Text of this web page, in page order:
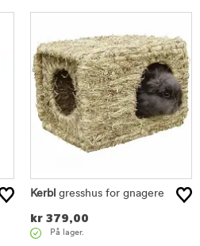
Kerbl gresshus for gnagere
kr 379,00
På lager.